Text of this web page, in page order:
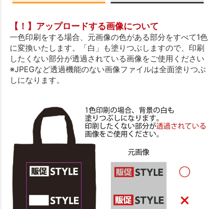
【！】アップロードする画像について
一色印刷をする場合、元画像の色がある部分をすべて1色
に変換いたします。「白」も塗りつぶしますので、印刷
したくない部分が透過されている画像をご使用ください
※JPEGなど透過機能のない画像ファイルは全面塗りつぶ
しになります。